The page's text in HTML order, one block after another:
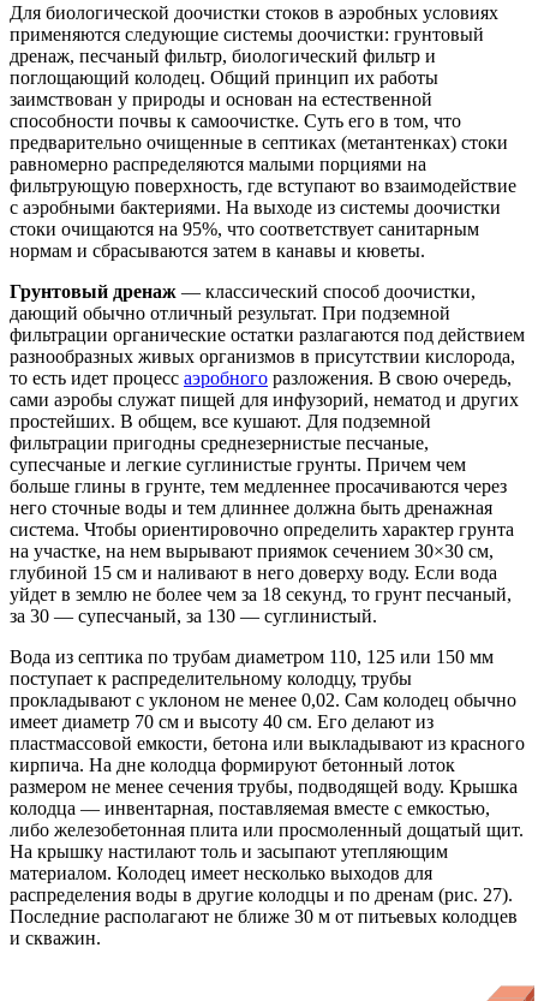
Для биологической доочистки стоков в аэробных условиях
применяются следующие системы доочистки: грунтовый
дренаж, песчаный фильтр, биологический фильтр и
поглощающий колодец. Общий принцип их работы
заимствован у природы и основан на естественной
способности почвы к самоочистке. Суть его в том, что
предварительно очищенные в септиках (метантенках) стоки
равномерно распределяются малыми порциями на
фильтрующую поверхность, где вступают во взаимодействие
с аэробными бактериями. На выходе из системы доочистки
стоки очищаются на 95%, что соответствует санитарным
нормам и сбрасываются затем в канавы и кюветы.
Грунтовый дренаж — классический способ доочистки,
дающий обычно отличный результат. При подземной
фильтрации органические остатки разлагаются под действием
разнообразных живых организмов в присутствии кислорода,
то есть идет процесс аэробного разложения. В свою очередь,
сами аэробы служат пищей для инфузорий, нематод и других
простейших. В общем, все кушают. Для подземной
фильтрации пригодны среднезернистые песчаные,
супесчаные и легкие суглинистые грунты. Причем чем
больше глины в грунте, тем медленнее просачиваются через
него сточные воды и тем длиннее должна быть дренажная
система. Чтобы ориентировочно определить характер грунта
на участке, на нем вырывают приямок сечением 30×30 см,
глубиной 15 см и наливают в него доверху воду. Если вода
уйдет в землю не более чем за 18 секунд, то грунт песчаный,
за 30 — супесчаный, за 130 — суглинистый.
Вода из септика по трубам диаметром 110, 125 или 150 мм
поступает к распределительному колодцу, трубы
прокладывают с уклоном не менее 0,02. Сам колодец обычно
имеет диаметр 70 см и высоту 40 см. Его делают из
пластмассовой емкости, бетона или выкладывают из красного
кирпича. На дне колодца формируют бетонный лоток
размером не менее сечения трубы, подводящей воду. Крышка
колодца — инвентарная, поставляемая вместе с емкостью,
либо железобетонная плита или просмоленный дощатый щит.
На крышку настилают толь и засыпают утепляющим
материалом. Колодец имеет несколько выходов для
распределения воды в другие колодцы и по дренам (рис. 27).
Последние располагают не ближе 30 м от питьевых колодцев
и скважин.